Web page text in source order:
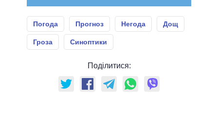
Погода Прогноз Негода Дощ
Гроза Синоптики
Поділитися: